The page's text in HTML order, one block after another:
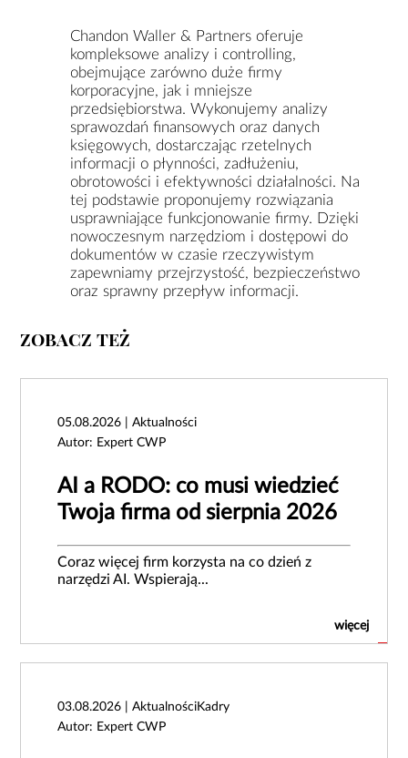
Chandon Waller & Partners oferuje
kompleksowe analizy i controlling,
obejmujące zarówno duże firmy
korporacyjne, jak i mniejsze
przedsiębiorstwa. Wykonujemy analizy
sprawozdań finansowych oraz danych
księgowych, dostarczając rzetelnych
informacji o płynności, zadłużeniu,
obrotowości i efektywności działalności. Na
tej podstawie proponujemy rozwiązania
usprawniające funkcjonowanie firmy. Dzięki
nowoczesnym narzędziom i dostępowi do
dokumentów w czasie rzeczywistym
zapewniamy przejrzystość, bezpieczeństwo
oraz sprawny przepływ informacji.
ZOBACZ TEŻ
05.08.2026 | Aktualności
Autor: Expert CWP
AI a RODO: co musi wiedzieć
Twoja firma od sierpnia 2026
Coraz więcej firm korzysta na co dzień z
narzędzi AI. Wspierają...
więcej
03.08.2026 | AktualnościKadry
Autor: Expert CWP